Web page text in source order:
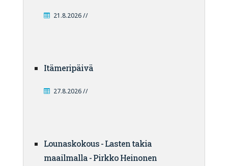
21.8.2026 //
Itämeripäivä
27.8.2026 //
Lounaskokous - Lasten takia
maailmalla - Pirkko Heinonen